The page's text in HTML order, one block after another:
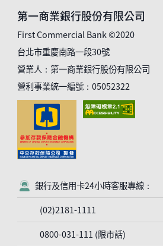
第一商業銀行股份有限公司
First Commercial Bank ©2020
台北市重慶南路一段30號
營業人：第一商業銀行股份有限公司
營利事業統一編號：05052322
客服符號
銀行及信用卡24小時客服專線：
(02)2181-1111
0800-031-111 (限市話)